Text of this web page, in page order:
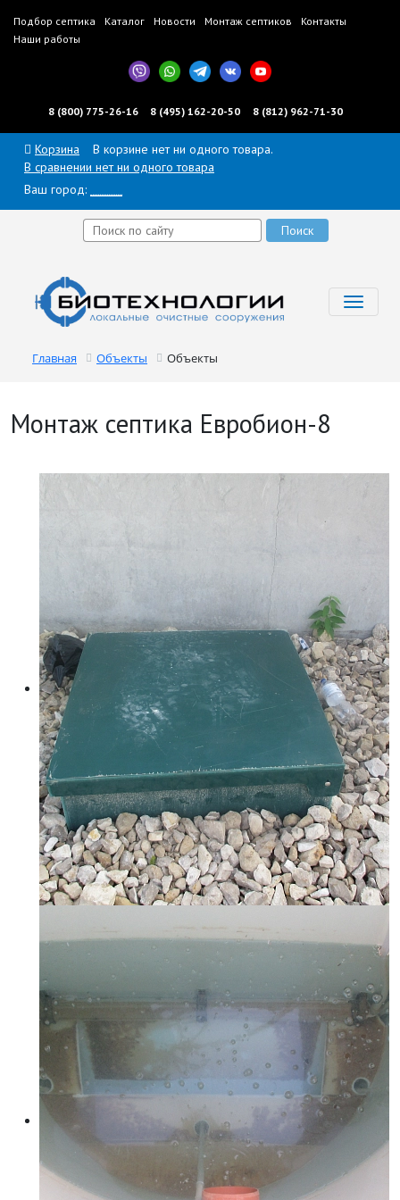
Подбор септика Каталог Новости Монтаж септиков
Контакты
Наши работы
8 (800) 775-26-16 8 (495) 162-20-50 8 (812) 962-71-30
Корзина
В корзине нет ни одного товара.
В сравнении нет ни одного товара
Ваш город:
Главная Объекты Объекты
Монтаж септика Евробион-8